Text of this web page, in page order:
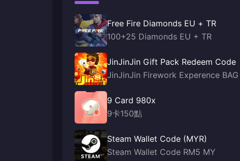
Free Fire Diamonds EU + TR
100+25 Diamonds EU + TR
JinJinJin Gift Pack Redeem Code
JinJinJin Firework Experence BAG
9 Card 980x
9卡150點
Steam Wallet Code (MYR)
Steam Wallet Code RM5 MY